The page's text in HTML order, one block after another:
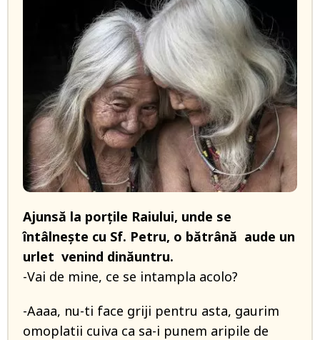
Ajunsă la porțile Raiului, unde se
întâlnește cu Sf. Petru, o bătrână aude un
urlet venind dinăuntru.
-Vai de mine, ce se intampla acolo?
-Aaaa, nu-ti face griji pentru asta, gaurim
omoplatii cuiva ca sa-i punem aripile de